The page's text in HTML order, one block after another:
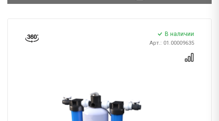
В наличии
Арт.: 01.00009635